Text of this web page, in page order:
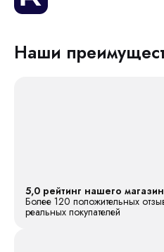
Наши
5,0 рейтинг нашего
Более 120 положительных
реальных покупателей